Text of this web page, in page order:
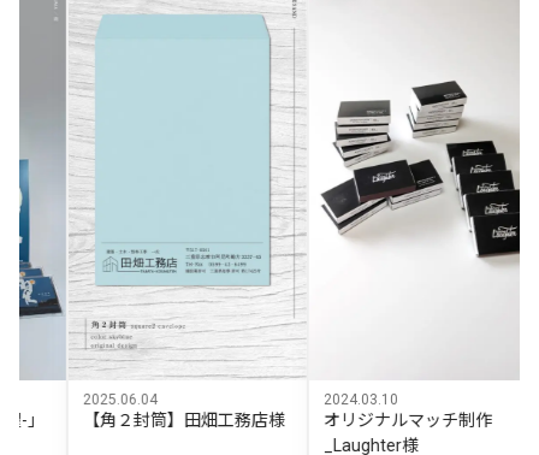
封筒】田畑工務店様
オリジナルマッチ制作
Tシャツデ